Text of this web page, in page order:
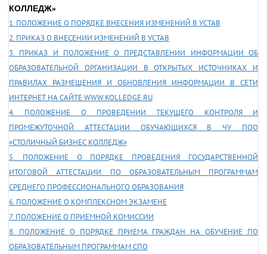
КОЛЛЕДЖ»
1. ПОЛОЖЕНИЕ О ПОРЯДКЕ ВНЕСЕНИЯ ИЗМЕНЕНИЙ В УСТАВ
2. ПРИКАЗ О ВНЕСЕНИИ ИЗМЕНЕНИЙ В УСТАВ
3. ПРИКАЗ И ПОЛОЖЕНИЕ О ПРЕДСТАВЛЕНИИ ИНФОРМАЦИИ ОБ
ОБРАЗОВАТЕЛЬНОЙ ОРГАНИЗАЦИИ В ОТКРЫТЫХ ИСТОЧНИКАХ И
ПРАВИЛАХ РАЗМЕЩЕНИЯ И ОБНОВЛЕНИЯ ИНФОРМАЦИИ В СЕТИ
ИНТЕРНЕТ НА САЙТЕ WWW.KOLLEDGE.RU
4. ПОЛОЖЕНИЕ О ПРОВЕДЕНИИ ТЕКУЩЕГО КОНТРОЛЯ И
ПРОМЕЖУТОЧНОЙ АТТЕСТАЦИИ ОБУЧАЮЩИХСЯ В ЧУ ПОО
«СТОЛИЧНЫЙ БИЗНЕС КОЛЛЕДЖ»
5. ПОЛОЖЕНИЕ О ПОРЯДКЕ ПРОВЕДЕНИЯ ГОСУДАРСТВЕННОЙ
ИТОГОВОЙ АТТЕСТАЦИИ ПО ОБРАЗОВАТЕЛЬНЫМ ПРОГРАММАМ
СРЕДНЕГО ПРОФЕССИОНАЛЬНОГО ОБРАЗОВАНИЯ
6. ПОЛОЖЕНИЕ О КОМПЛЕКСНОМ ЭКЗАМЕНЕ
7. ПОЛОЖЕНИЕ О ПРИЕМНОЙ КОМИССИИ
8. ПОЛОЖЕНИЕ О ПОРЯДКЕ ПРИЕМА ГРАЖДАН НА ОБУЧЕНИЕ ПО
ОБРАЗОВАТЕЛЬНЫМ ПРОГРАММАМ СПО